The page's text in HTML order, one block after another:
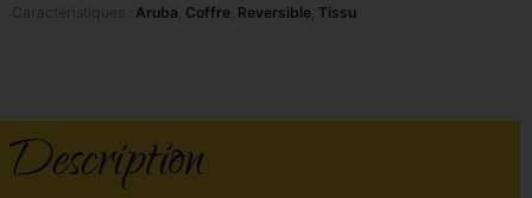
Caractéristiques : Aruba Coffre Reversible Tissu
Description